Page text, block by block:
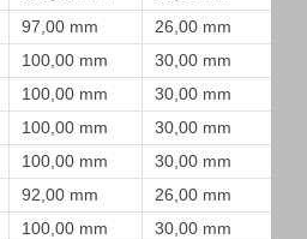
97,00 mm
26,00 mm
100,00 mm
30,00 mm
100,00 mm
30,00 mm
100,00 mm
30,00 mm
100,00 mm
30,00 mm
92,00 mm
26,00 mm
100,00 mm
30,00 mm